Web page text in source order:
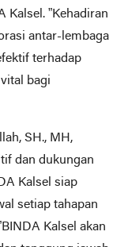
Kalsel. ​”Kehadiran
antar-lembaga
terhadap
bagi
SH., MH,
dan dukungan
Kalsel siap
setiap tahapan
Kalsel akan